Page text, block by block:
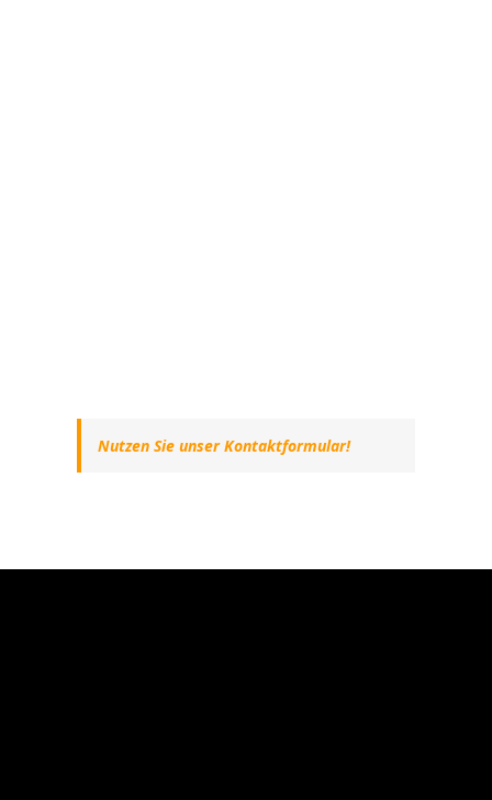
Nutzen Sie unser Kontaktformular!